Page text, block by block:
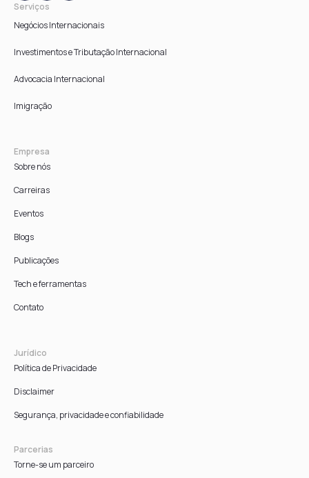
Serviços
Negócios Internacionais
Investimentos e Tributação Internacional
Advocacia Internacional
Imigração
Empresa
Sobre nós
Carreiras
Eventos
Blogs
Publicações
Tech e ferramentas
Contato
Jurídico
Política de Privacidade
Disclaimer
Segurança, privacidade e confiabilidade
Parcerias
Torne-se um parceiro